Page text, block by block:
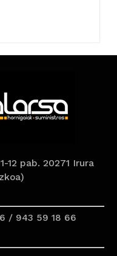
12 pab. 20271 Irura
/ 943 59 18 66